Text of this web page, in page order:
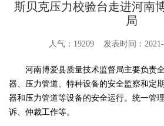
斯贝克压力校验台走进河南
局
人气：19209 发表时间：2021-
河南博爱县质量技术监督局主要负责
器、压力管道、特种设备的安全监察和定
器和压力管道等设备的安全运行。统一管
诉、仲裁工作等。